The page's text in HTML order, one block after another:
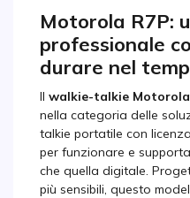
Motorola R7P:
professionale
durare nel
Il walkie-talkie Motorola
nella categoria delle
talkie portatile con
per funzionare e
che quella digitale.
più sensibili, questo